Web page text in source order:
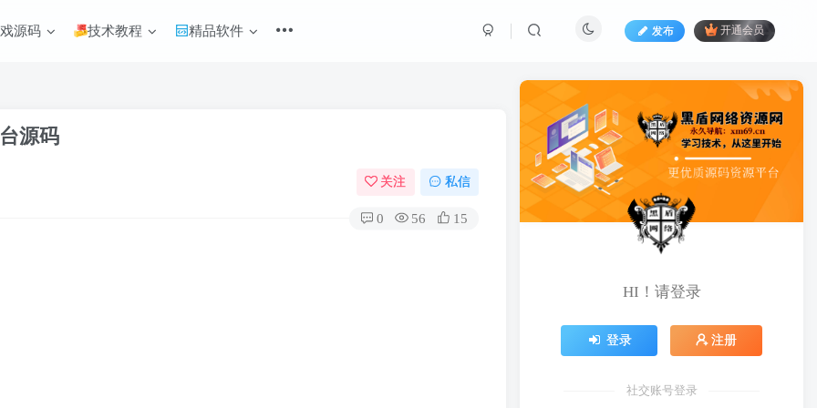
源码 技术教程 精品软件 发布 开通会员
源码
关注 私信
0 56 15
HI！请登录
登录 注册
社交账号登录